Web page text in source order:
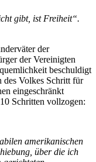
gibt, ist Freiheit“.
der
der Vereinigten
beschuldigt
des Volkes Schritt für
eingeschränkt
Schritten vollzogen:
amerikanischen
über die ich